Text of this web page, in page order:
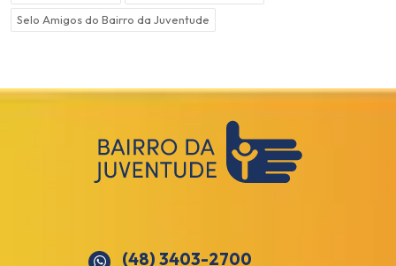
Selo Amigos do Bairro da Juventude
(48) 3403-2700